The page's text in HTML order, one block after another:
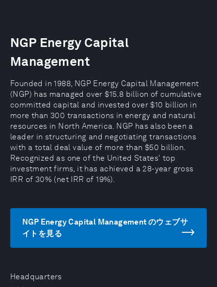
Headquarters
NGP Energy Capital
Management
Founded in 1988, NGP Energy Capital Management
(NGP) has managed over $15.8 billion of cumulative
committed capital and invested over $10 billion in
more than 300 transactions in energy and natural
resources in North America. NGP has also been a
leader in structuring and negotiating transactions
with a total deal value of more than $50 billion.
Recognized as one of the United States' top
investment firms, it has achieved a 28-year gross
IRR of 30% (net IRR of 19%).
NGP Energy Capital Management のウェブサ
イトを見る